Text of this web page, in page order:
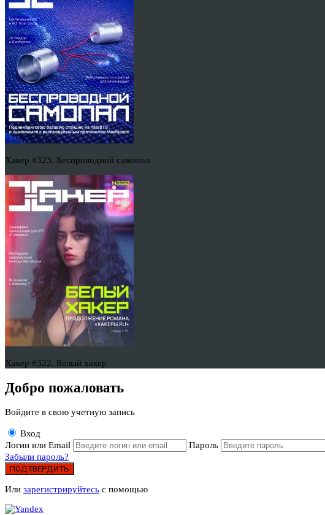
Хакер #323. Беспроводной самопал
Хакер #322. Белый хакер
Добро пожаловать
Войдите в свою учетную запись
Вход
Логин или Email
Пароль
Забыли пароль?
ПОДТВЕРДИТЬ
Или зарегистрируйтесь с помощью